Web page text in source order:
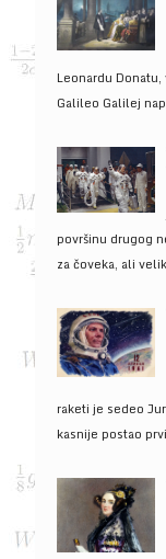
Leonardu
Galileo Galilej
površinu drugog
za čoveka, ali
raketi je sedeo
kasnije postao